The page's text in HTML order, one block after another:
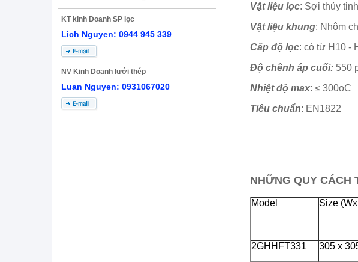
KT kinh Doanh SP lọc
Lich Nguyen: 0944 945 339
NV Kinh Doanh lưới thép
Luan Nguyen: 0931067020
Vật liệu lọc: Sợi thủy
Vật liệu khung: Nhôm
Cấp độ lọc: có từ H10 -
Độ chênh áp cuối: 550
Nhiệt độ max: ≤ 300oC
Tiêu chuẩn: EN1822
NHỮNG QUY CÁCH
Model Size
2GHHFT331 305 x